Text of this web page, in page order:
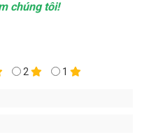
chúng tôi!
2 1